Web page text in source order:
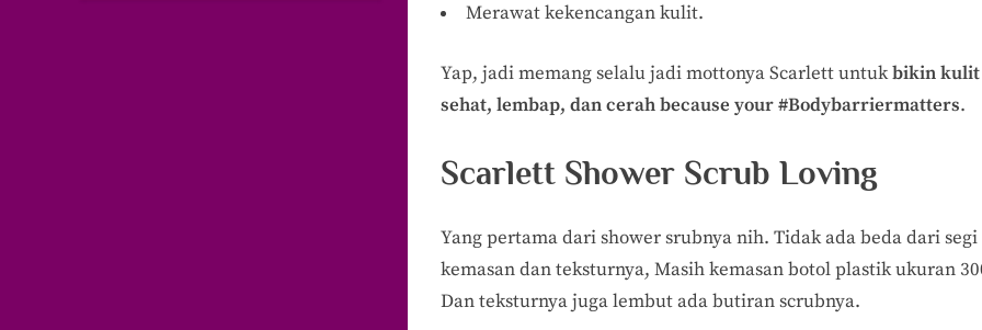
Merawat kekencangan kulit.
Yap, jadi memang selalu jadi mottonya Scarlett untukbikin
sehat, lembap, dan cerah because your #Bodybarriermatters.
Scarlett Shower Scrub Loving
Yang pertama dari shower srubnya nih. Tidak ada beda dari segi
kemasan dan teksturnya, Masih kemasan botol plastik ukuran
Dan teksturnya juga lembut ada butiran scrubnya.